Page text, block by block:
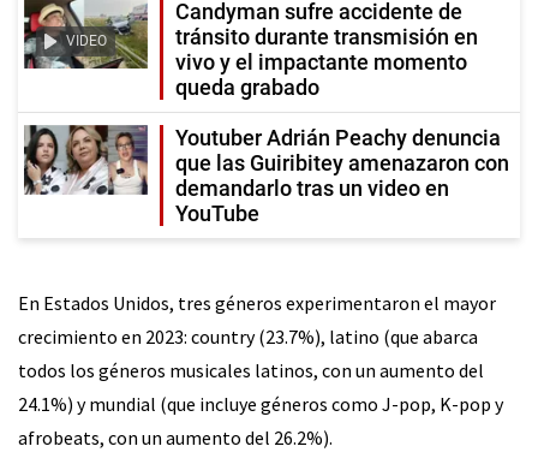
VIDEO
Candyman sufre accidente de
tránsito durante transmisión en
vivo y el impactante momento
queda grabado
Youtuber Adrián Peachy denuncia
que las Guiribitey amenazaron con
demandarlo tras un video en
YouTube
En Estados Unidos, tres géneros experimentaron el mayor
crecimiento en 2023: country (23.7%), latino (que abarca
todos los géneros musicales latinos, con un aumento del
24.1%) y mundial (que incluye géneros como J-pop, K-pop y
afrobeats, con un aumento del 26.2%).